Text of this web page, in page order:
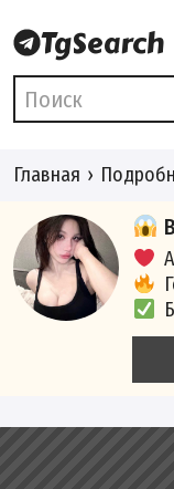
Главная